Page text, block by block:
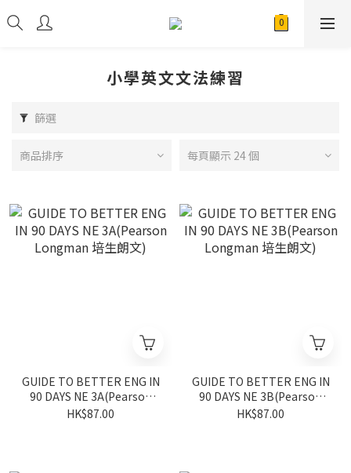
小學英文文法練習
篩選
商品排序 每頁顯示 24 個
GUIDE TO BETTER ENG IN
90 DAYS NE 3A(Pearson
Longman 培生朗文)
HK$87.00
GUIDE TO BETTER ENG IN
90 DAYS NE 3B(Pearson
Longman 培生朗文)
HK$87.00